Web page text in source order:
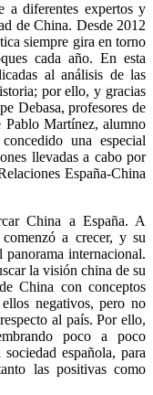
a diferentes expertos y
de China. Desde 2012
siempre gira en torno
cada año. En esta
al análisis de las
por ello, y gracias
Debasa, profesores de
Pablo Martínez, alumno
una especial
llevadas a cabo por
España-China
China a España. A
a crecer, y su
panorama internacional.
la visión china de su
China con conceptos
negativos, pero no
al país. Por ello,
poco a poco
española, para
las positivas como